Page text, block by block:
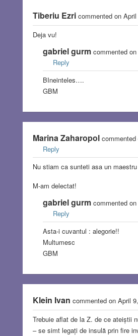
Tiberiu Ezricommented on April
Deja vu!
gabriel gurmcommented on
Reply
BIneinteles….
GBM
Marina Zaharopol commented
Reply
Nu stiam ca sunteti asa un
M-am delectat!
gabriel gurmcommented on
Reply
Asta-i cuvantul : alegorie!!
Multumesc
GBM
Klein Ivan commented on April
Trebuie aflat de la Z. de ce ateiștii
– se simt legați de insulă prin fire